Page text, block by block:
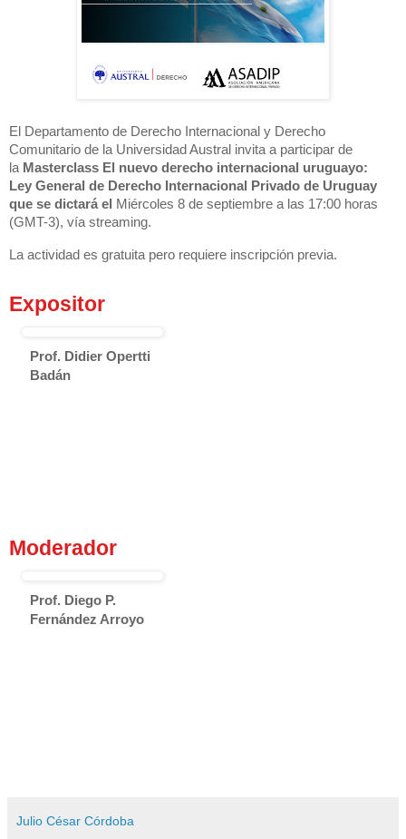
El Departamento de Derecho Internacional y Derecho
Comunitario de la Universidad Austral invita a participar de
la Masterclass El nuevo derecho internacional uruguayo:
Ley General de Derecho Internacional Privado de Uruguay
que se dictará el Miércoles 8 de septiembre a las 17:00 horas
(GMT-3), vía streaming.
La actividad es gratuita pero requiere inscripción previa.
Expositor
Prof. Didier Opertti
Badán
Moderador
Prof. Diego P.
Fernández Arroyo
Julio César Córdoba